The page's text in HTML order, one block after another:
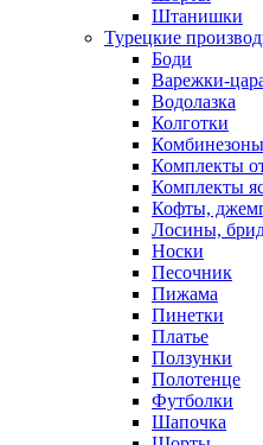
Штанишки
Турецкие
Боди
Варежки-
Водолазка
Колготки
Комбинезоны
Комплекты
Комплекты
Кофты,
Лосины,
Носки
Песочник
Пижама
Пинетки
Платье
Ползунки
Полотенце
Футболки
Шапочка